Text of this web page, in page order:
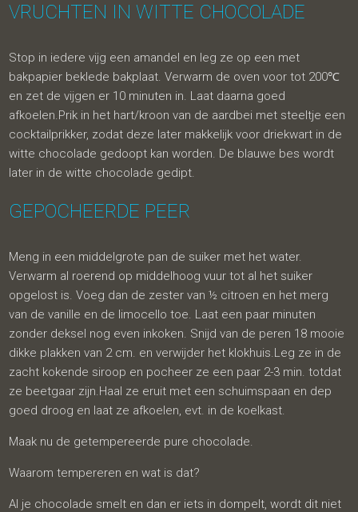
VRUCHTEN IN WITTE CHOCOLADE
Stop in iedere vijg een amandel en leg ze op een met
bakpapier beklede bakplaat. Verwarm de oven voor tot 200℃
en zet de vijgen er 10 minuten in. Laat daarna goed
afkoelen.Prik in het hart/kroon van de aardbei met steeltje een
cocktailprikker, zodat deze later makkelijk voor driekwart in de
witte chocolade gedoopt kan worden. De blauwe bes wordt
later in de witte chocolade gedipt.
GEPOCHEERDE PEER
Meng in een middelgrote pan de suiker met het water.
Verwarm al roerend op middelhoog vuur tot al het suiker
opgelost is. Voeg dan de zester van ½ citroen en het merg
van de vanille en de limocello toe. Laat een paar minuten
zonder deksel nog even inkoken. Snijd van de peren 18 mooie
dikke plakken van 2 cm. en verwijder het klokhuis.Leg ze in de
zacht kokende siroop en pocheer ze een paar 2-3 min. totdat
ze beetgaar zijn.Haal ze eruit met een schuimspaan en dep
goed droog en laat ze afkoelen, evt. in de koelkast.
Maak nu de getempereerde pure chocolade.
Waarom tempereren en wat is dat?
Al je chocolade smelt en dan er iets in dompelt, wordt dit niet